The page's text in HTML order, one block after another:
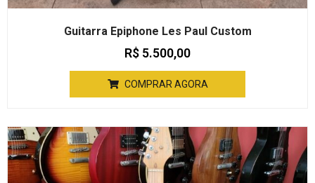
Guitarra Epiphone Les Paul Custom
R$ 5.500,00
COMPRAR AGORA